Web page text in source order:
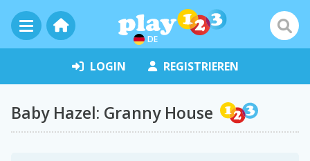
DE
LOGIN REGISTRIEREN
Baby Hazel: Granny House